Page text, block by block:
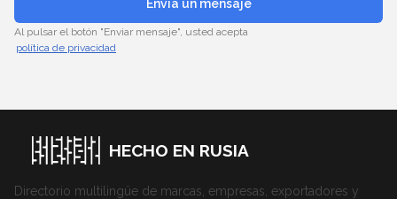
Envía un mensaje
Al pulsar el botón "Enviar mensaje", usted acepta
política de privacidad
HECHO EN RUSIA
Directorio multilingüe de marcas, empresas, exportadores y